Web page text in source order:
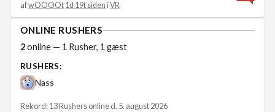
afwOOOOt 1d 19t siden iVR
ONLINE RUSHERS
2online — 1 Rusher, 1 gæst
RUSHERS:
Nass
Rekord: 13 Rushers online d. 5. august 2026